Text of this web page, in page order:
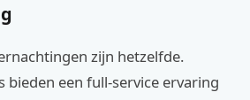
zijn hetzelfde.
bieden een full-service ervaring